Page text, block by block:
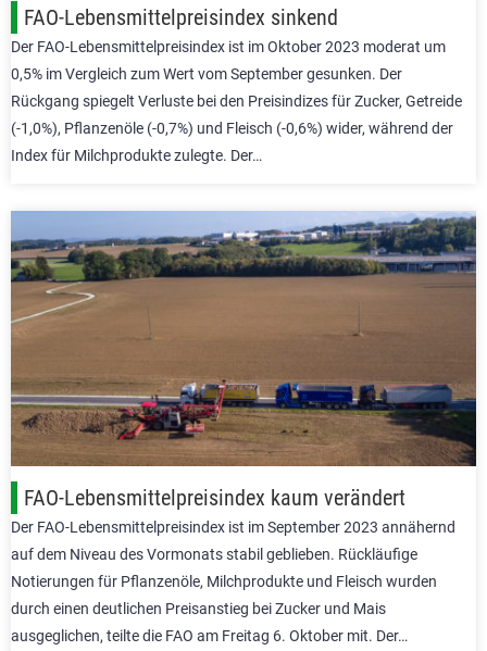
FAO-Lebensmittelpreisindex sinkend
Der FAO-Lebensmittelpreisindex ist im Oktober 2023 moderat um
0,5% im Vergleich zum Wert vom September gesunken. Der
Rückgang spiegelt Verluste bei den Preisindizes für Zucker, Getreide
(-1,0%), Pflanzenöle (-0,7%) und Fleisch (-0,6%) wider, während der
Index für Milchprodukte zulegte. Der…
FAO-Lebensmittelpreisindex kaum verändert
Der FAO-Lebensmittelpreisindex ist im September 2023 annähernd
auf dem Niveau des Vormonats stabil geblieben. Rückläufige
Notierungen für Pflanzenöle, Milchprodukte und Fleisch wurden
durch einen deutlichen Preisanstieg bei Zucker und Mais
ausgeglichen, teilte die FAO am Freitag 6. Oktober mit. Der…